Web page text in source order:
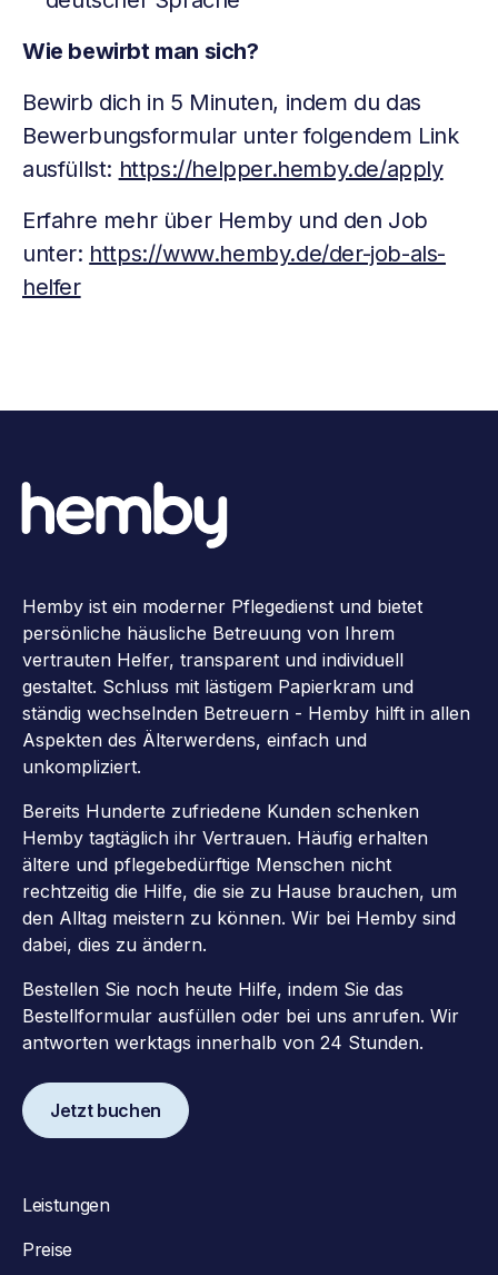
Wie bewirbt man sich?
Bewirb dich in 5 Minuten, indem du das
Bewerbungsformular unter folgendem Link
ausfüllst: https://helpper.hemby.de/apply
Erfahre mehr über Hemby und den Job
unter: https://www.hemby.de/der-job-als-
helfer
Hemby ist ein moderner Pflegedienst und bietet
persönliche häusliche Betreuung von Ihrem
vertrauten Helfer, transparent und individuell
gestaltet. Schluss mit lästigem Papierkram und
ständig wechselnden Betreuern - Hemby hilft in allen
Aspekten des Älterwerdens, einfach und
unkompliziert.
Bereits Hunderte zufriedene Kunden schenken
Hemby tagtäglich ihr Vertrauen. Häufig erhalten
ältere und pflegebedürftige Menschen nicht
rechtzeitig die Hilfe, die sie zu Hause brauchen, um
den Alltag meistern zu können. Wir bei Hemby sind
dabei, dies zu ändern.
Bestellen Sie noch heute Hilfe, indem Sie das
Bestellformular ausfüllen oder bei uns anrufen. Wir
antworten werktags innerhalb von 24 Stunden.
Jetzt buchen
Leistungen
Preise